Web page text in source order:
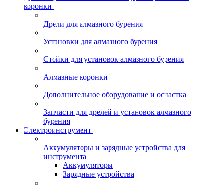
коронки
Дрели для алмазного бурения
Установки для алмазного бурения
Стойки для установок алмазного бурения
Алмазные коронки
Дополнительное оборудование и оснастка
Запчасти для дрелей и установок алмазного
бурения
Электроинструмент
Аккумуляторы и зарядные устройства для
инструмента
Аккумуляторы
Зарядные устройства